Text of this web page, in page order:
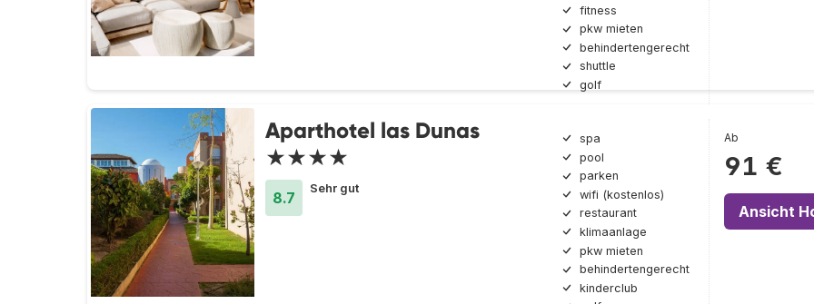
fitness
pkw mieten
behindertengerecht
shuttle
golf
Aparthotel las Dunas
★★★★
8.7
Sehr gut
spa
pool
parken
wifi (kostenlos)
restaurant
klimaanlage
pkw mieten
behindertengerecht
kinderclub
Ab
91 €
Ansicht